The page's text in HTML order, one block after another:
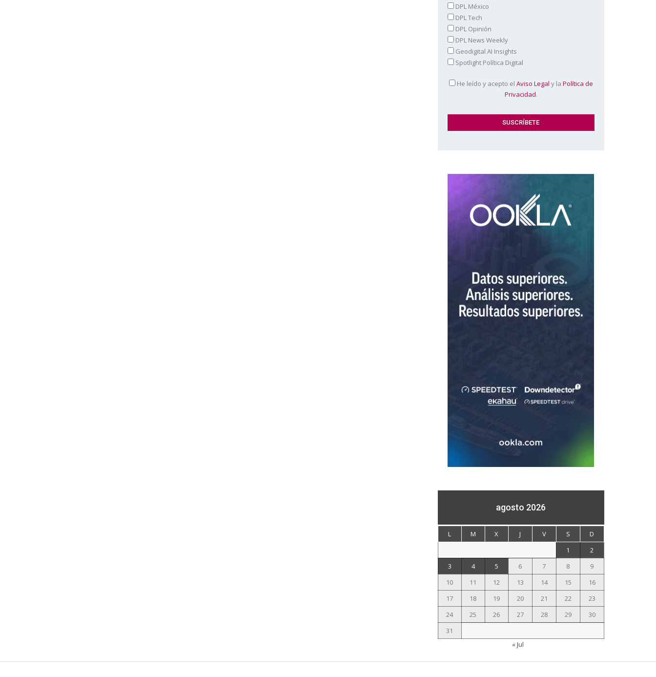
DPL México
DPL Tech
DPL Opinión
DPL News Weekly
Geodigital AI Insights
Spotlight Política Digital
He leído y acepto el Aviso Legal y la Política de
Privacidad.
agosto 2026
L M X J V S
D
1
2
3
4 5 6 7 8
9
10
11 12 13 14 15
16
17
18 19 20 21 22
23
24
25 26 27 28 29
30
31
« Jul